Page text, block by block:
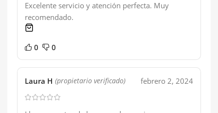
Excelente servicio y atención perfecta. Muy
recomendado.
0 0
Laura H (propietario verificado) febrero 2, 2024